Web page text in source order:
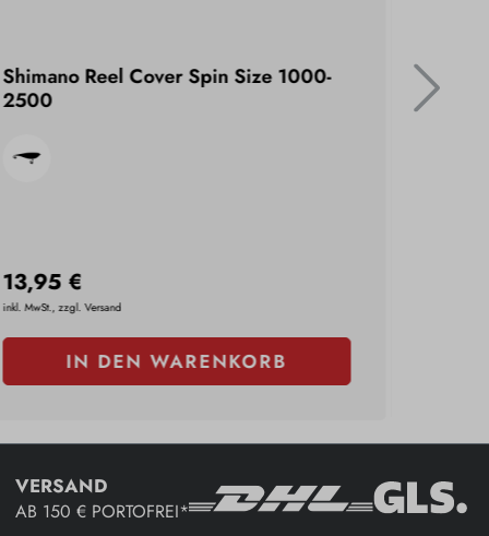
Shimano Reel Cover Spin Size 1000-
2500
13,95 €
inkl. MwSt., zzgl. Versand
IN DEN WARENKORB
Balzer
4x#5/
VERSAND
AB 150 € PORTOFREI*